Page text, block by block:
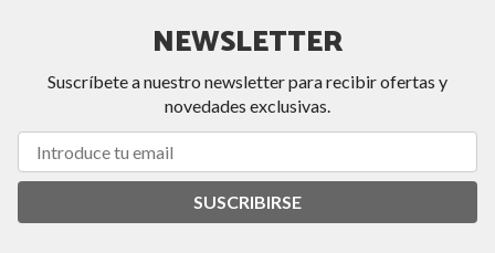
NEWSLETTER
Suscríbete a nuestro newsletter para recibir ofertas y
novedades exclusivas.
SUSCRIBIRSE